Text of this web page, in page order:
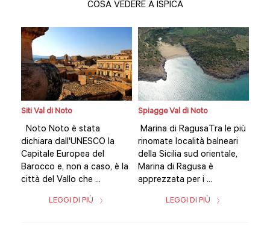
COSA VEDERE A ISPICA
Siti Val di Noto
Noto Noto è stata
dichiara dall'UNESCO la
Capitale Europea del
Barocco e, non a caso, è la
città del Vallo che ...
LEGGI DI PIÙ
Spiagge Val di Noto
Marina di RagusaTra le più
rinomate località balneari
della Sicilia sud orientale,
Marina di Ragusa è
apprezzata per i ...
LEGGI DI PIÙ